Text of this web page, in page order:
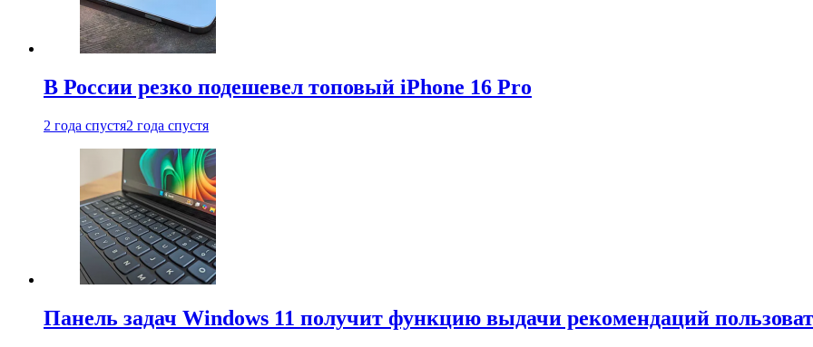
В России резко подешевел топовый iPhone 16 Pro
2 года спустя2 года спустя
Панель задач Windows 11 получит функцию выдачи рекомендаций